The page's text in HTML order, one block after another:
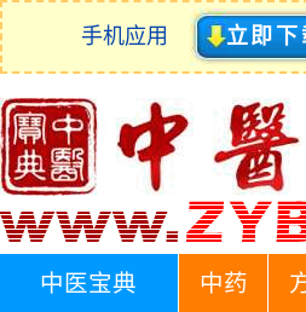
手机应用 立即下
中医宝典 中药